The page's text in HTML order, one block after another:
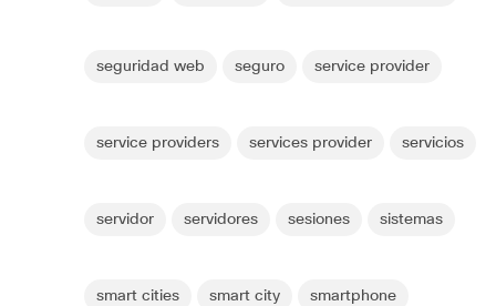
seguridad web seguro service provider
service providers services provider servicios
servidor servidores sesiones sistemas
smart cities smart city smartphone